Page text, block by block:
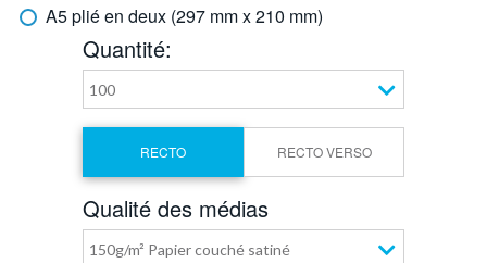
A5 plié en deux (297 mm x 210 mm)
Quantité:
100
RECTO RECTO VERSO
Qualité des médias
150g/m² Papier couché satiné